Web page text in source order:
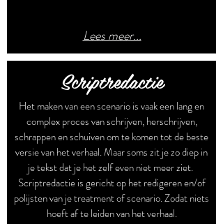
Lees meer...
Scriptredactie
Het maken van een scenario is vaak een lang en
complex proces van schrijven, herschrijven,
schrappen en schuiven om te komen tot de beste
versie van het verhaal. Maar soms zit je zo diep in
je tekst dat je het zelf even niet meer ziet.
Scriptredactie is gericht op het redigeren en/of
polijsten van je treatment of scenario. Zodat niets
hoeft af te leiden van het verhaal.